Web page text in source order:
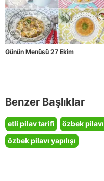
Günün Menüsü 27 Ekim
Benzer Başlıklar
etli pilav tarifi özbek pilavı
özbek pilavı yapılışı